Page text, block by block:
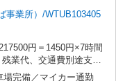
業所）/WTUB103405
円＝1450円×7時間
業代、交通費別途支給
規定あり。
完備／マイカー通勤